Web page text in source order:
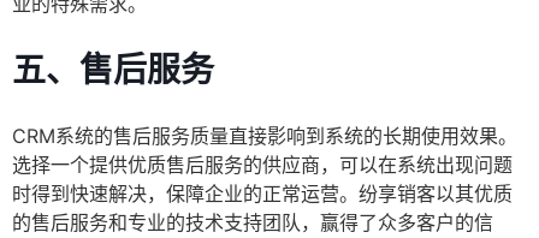
五、售后服务
CRM系统的售后服务质量直接影响到系统的长期使用效果。
选择一个提供优质售后服务的供应商，可以在系统出现问题
时得到快速解决，保障企业的正常运营。纷享销客以其优质
的售后服务和专业的技术支持团队，赢得了众多客户的信